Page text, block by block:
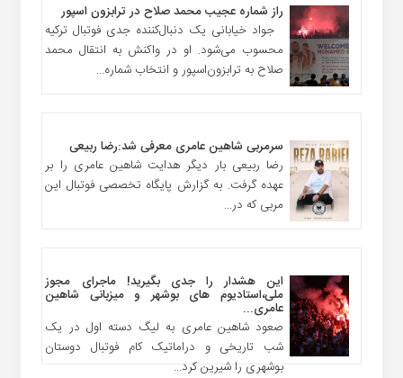
راز شماره عجیب محمد صلاح در ترابزون اسپور
جواد خیابانی یک دنبال‌کننده جدی فوتبال ترکیه
محسوب می‌شود. او در واکنش به انتقال محمد
صلاح به ترابزون‌اسپور و انتخاب شماره...
سرمربی شاهین عامری معرفی شد:رضا ربیعی
رضا ربیعی بار دیگر هدایت شاهین عامری را بر
عهده گرفت. به گزارش پایگاه تخصصی فوتبال این
مربی که در...
این هشدار را جدی بگیرید! ماجرای مجوز
ملی،استادیوم های بوشهر و میزبانی شاهین
عامری...
صعود شاهین عامری به لیگ دسته اول در یک
شب تاریخی و دراماتیک کام فوتبال دوستان
بوشهری را شیرین کرد...